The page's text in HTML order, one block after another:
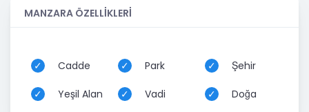
MANZARA ÖZELLİKLERİ
Cadde Park Şehir
Yeşil Alan Vadi Doğa